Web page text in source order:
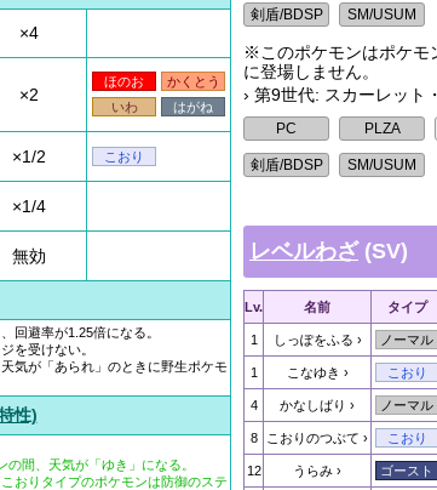
×4
×2
ほのお
かくとう
いわ
はがね
×1/2 こおり
×1/4
無効
回避率が1.25倍になる。
を受けない。
気が「あられ」のときに野生ポケモ
性)
間、天気が「ゆき」になる。
おりタイプのポケモンは防御のステ
※このポケモンはポケモ
に登場しません。
› 第9世代: スカーレット
レベルわざ(SV)
Lv. 名前 タイプ
1 しっぽをふる ノーマル
1 こなゆき こおり
4 かなしばり ノーマル
8 こおりのつぶて こおり
12 うらみ ゴースト